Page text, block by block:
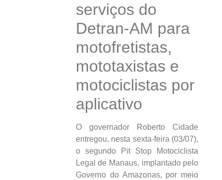
serviços do
Detran-AM para
motofretistas,
mototaxistas e
motociclistas por
aplicativo
O governador Roberto Cidade
entregou, nesta sexta-feira (03/07),
o segundo Pit Stop Motociclista
Legal de Manaus, implantado pelo
Governo do Amazonas, por meio